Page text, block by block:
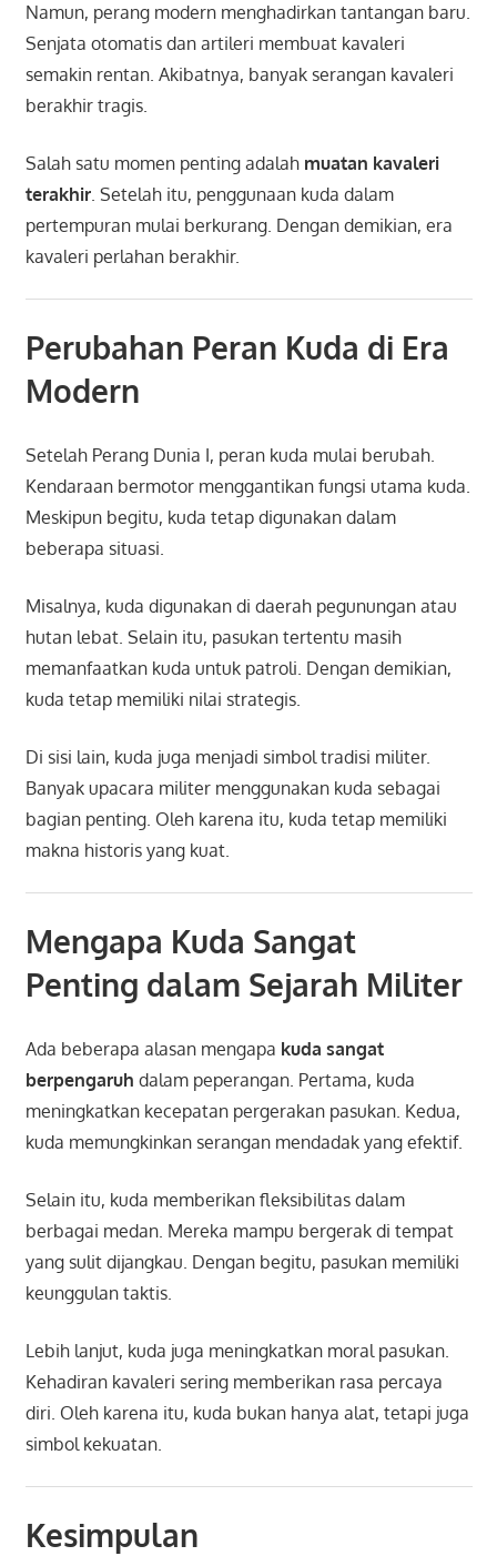
Namun, perang modern menghadirkan tantangan baru.
Senjata otomatis dan artileri membuat kavaleri
semakin rentan. Akibatnya, banyak serangan kavaleri
berakhir tragis.
Salah satu momen penting adalah muatan kavaleri
terakhir. Setelah itu, penggunaan kuda dalam
pertempuran mulai berkurang. Dengan demikian, era
kavaleri perlahan berakhir.
Perubahan Peran Kuda di Era
Modern
Setelah Perang Dunia I, peran kuda mulai berubah.
Kendaraan bermotor menggantikan fungsi utama kuda.
Meskipun begitu, kuda tetap digunakan dalam
beberapa situasi.
Misalnya, kuda digunakan di daerah pegunungan atau
hutan lebat. Selain itu, pasukan tertentu masih
memanfaatkan kuda untuk patroli. Dengan demikian,
kuda tetap memiliki nilai strategis.
Di sisi lain, kuda juga menjadi simbol tradisi militer.
Banyak upacara militer menggunakan kuda sebagai
bagian penting. Oleh karena itu, kuda tetap memiliki
makna historis yang kuat.
Mengapa Kuda Sangat
Penting dalam Sejarah Militer
Ada beberapa alasan mengapa kuda sangat
berpengaruh dalam peperangan. Pertama, kuda
meningkatkan kecepatan pergerakan pasukan. Kedua,
kuda memungkinkan serangan mendadak yang efektif.
Selain itu, kuda memberikan fleksibilitas dalam
berbagai medan. Mereka mampu bergerak di tempat
yang sulit dijangkau. Dengan begitu, pasukan memiliki
keunggulan taktis.
Lebih lanjut, kuda juga meningkatkan moral pasukan.
Kehadiran kavaleri sering memberikan rasa percaya
diri. Oleh karena itu, kuda bukan hanya alat, tetapi juga
simbol kekuatan.
Kesimpulan